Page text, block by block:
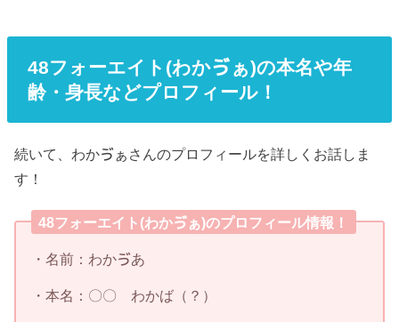
48フォーエイト(わかゔぁ)の本名や年
齢・身長などプロフィール！
続いて、わかゔぁさんのプロフィールを詳しくお話しま
す！
48フォーエイト(わかゔぁ)のプロフィール情報！
・名前：わかゔあ
・本名：〇〇 わかば（？）